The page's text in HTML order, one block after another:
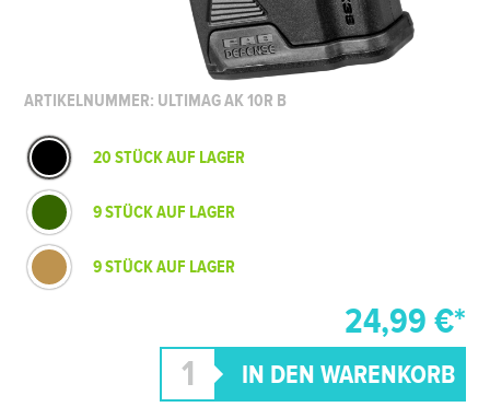
ARTIKELNUMMER: ULTIMAG AK 10R B
20 STÜCK AUF LAGER
9 STÜCK AUF LAGER
9 STÜCK AUF LAGER
24,99 €*